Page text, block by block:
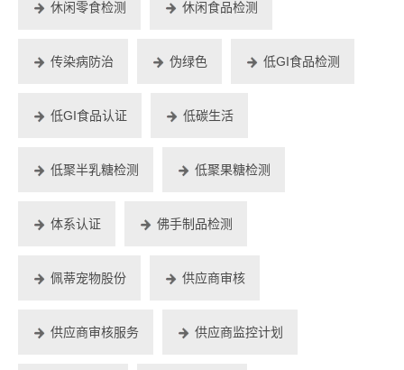
休闲零食检测 休闲食品检测
传染病防治 伪绿色 低GI食品检测
低GI食品认证 低碳生活
低聚半乳糖检测 低聚果糖检测
体系认证 佛手制品检测
佩蒂宠物股份 供应商审核
供应商审核服务 供应商监控计划